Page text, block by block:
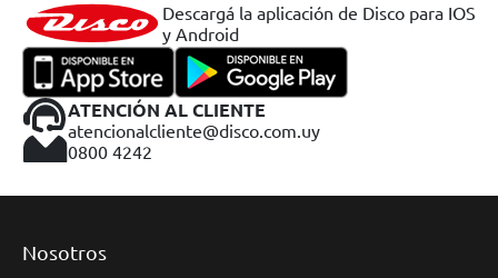
Descargá la aplicación de Disco para IOS
y Android
ATENCIÓN AL CLIENTE
atencionalcliente@disco.com.uy
0800 4242
Nosotros